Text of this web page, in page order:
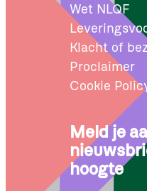
Wet NLQF
Klacht of
Proclaimer
Cookie
Meld je
hoogte